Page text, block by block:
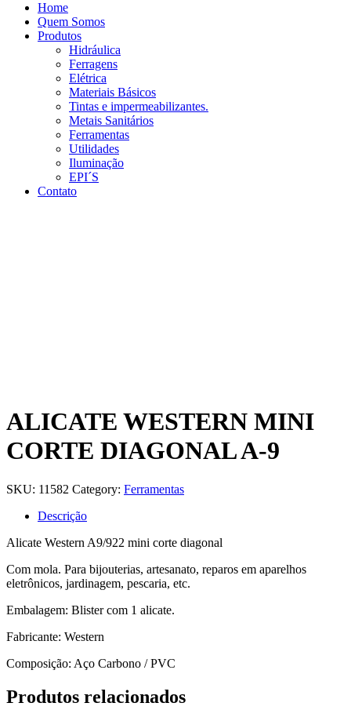
Home
Quem Somos
Produtos
Hidráulica
Ferragens
Elétrica
Materiais Básicos
Tintas e impermeabilizantes.
Metais Sanitários
Ferramentas
Utilidades
Iluminação
EPI´S
Contato
ALICATE WESTERN MINI
CORTE DIAGONAL A-9
SKU: 11582 Category: Ferramentas
Descrição
Alicate Western A9/922 mini corte diagonal
Com mola. Para bijouterias, artesanato, reparos em aparelhos
eletrônicos, jardinagem, pescaria, etc.
Embalagem: Blister com 1 alicate.
Fabricante: Western
Composição: Aço Carbono / PVC
Produtos relacionados